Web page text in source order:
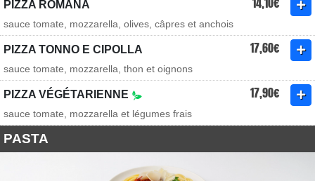
PIZZA ROMANA
sauce tomate, mozzarella, olives, câpres et anchois
PIZZA TONNO E CIPOLLA 17,60€
sauce tomate, mozzarella, thon et oignons
PIZZA VÉGÉTARIENNE 17,90€
sauce tomate, mozzarella et légumes frais
PASTA